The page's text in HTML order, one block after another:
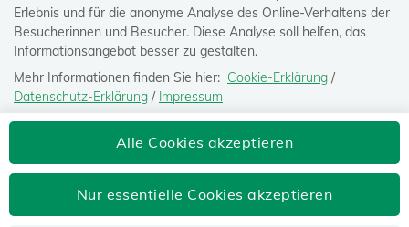
Erlebnis und für die anonyme Analyse des Online-Verhaltens der
Besucherinnen und Besucher. Diese Analyse soll helfen, das
Informationsangebot besser zu gestalten.
Mehr Informationen finden Sie hier: Cookie-Erklärung /
Datenschutz-Erklärung / Impressum
Die Einstellung können Sie jederzeit auf der Seite "Datenschutz-
" ändern.Alle Cookies akzeptieren
Nur essentielle Cookies akzeptieren
Bediensteter, Eisenbahnen und Bergbau